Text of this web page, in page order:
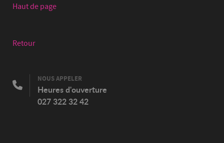
Haut de page
Retour
NOUS APPELER
Heures d'ouverture
027 322 32 42